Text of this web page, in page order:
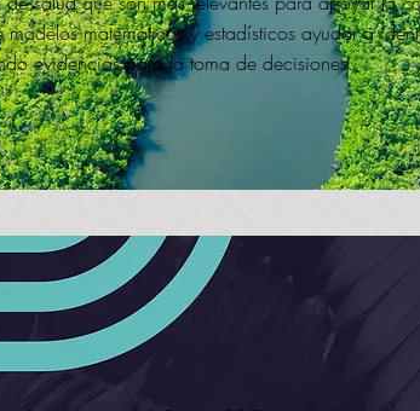
matemáticos y estadísticos ayudar a
evidencias para la toma de decisiones.